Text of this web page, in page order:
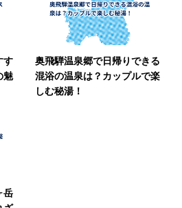
す
魅
奥飛騨温泉郷で日帰りできる
混浴の温泉は？カップルで楽
しむ秘湯！
岳